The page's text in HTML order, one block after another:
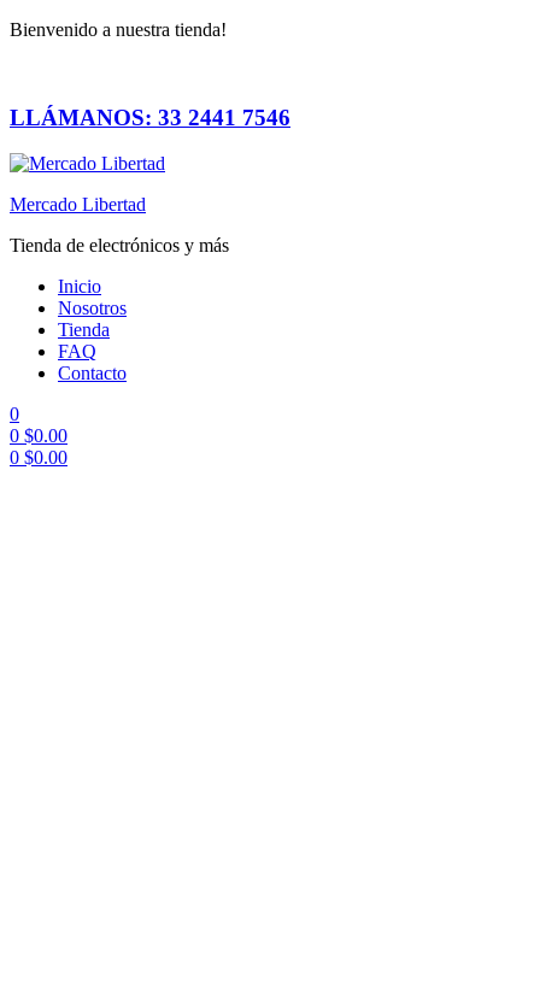
Bienvenido a nuestra tienda!
LLÁMANOS: 33 2441 7546
Mercado Libertad
Tienda de electrónicos y más
Inicio
Nosotros
Tienda
FAQ
Contacto
0
0 $0.00
0 $0.00